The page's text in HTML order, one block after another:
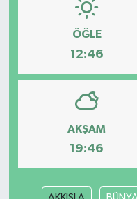
ÖĞLE
12:46
AKŞAM
19:46